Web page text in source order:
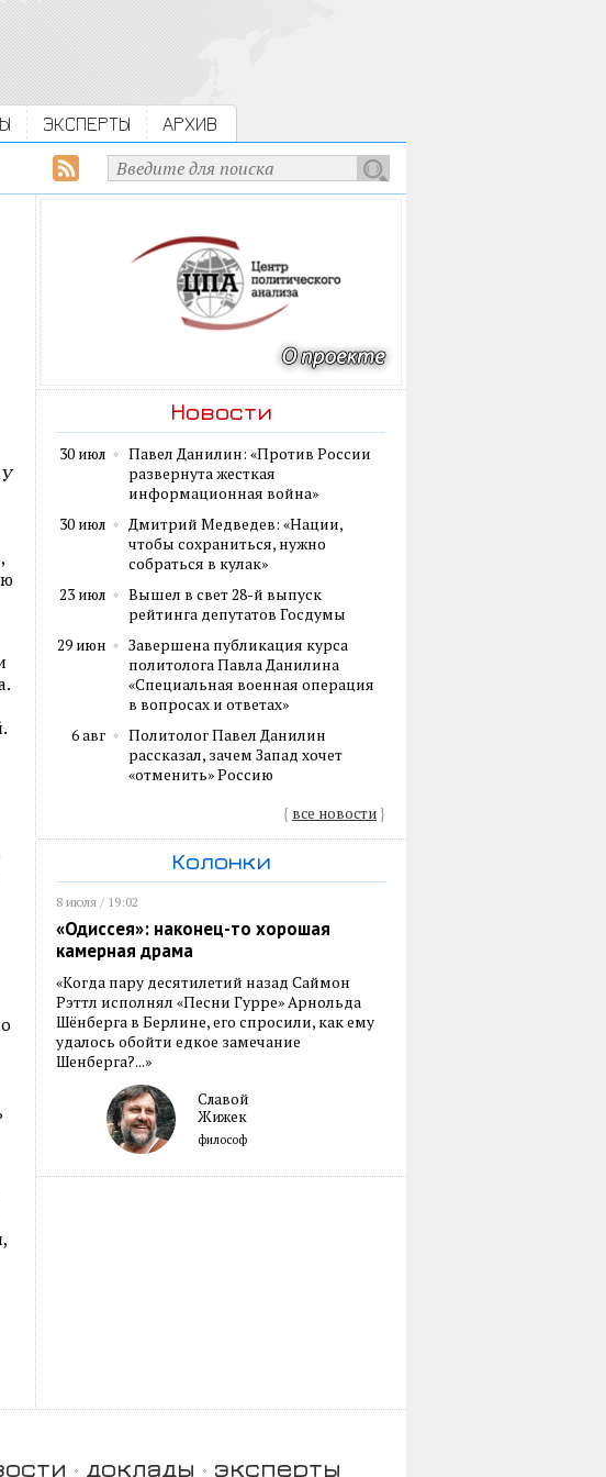
ЭКСПЕРТЫ АРХИВ
Новости
30 июл
Павел Данилин: «Против России
развернута жесткая
информационная война»
30 июл
Дмитрий Медведев: «Нации,
чтобы сохраниться, нужно
собраться в кулак»
23 июл
Вышел в свет 28-й выпуск
рейтинга депутатов Госдумы
29 июн
Завершена публикация курса
политолога Павла Данилина
«Специальная военная операция
в вопросах и ответах»
6 авг
Политолог Павел Данилин
рассказал, зачем Запад хочет
«отменить» Россию
{ все новости}
Колонки
8 июля / 19:02
«Одиссея»: наконец-то хорошая
камерная драма
«Когда пару десятилетий назад Саймон
Рэттл исполнял «Песни Гурре» Арнольда
Шёнберга в Берлине, его спросили, как ему
удалось обойти едкое замечание
Шенберга?...»
Славой
Жижек
философ
доклады эксперты